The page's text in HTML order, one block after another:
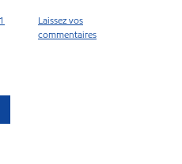
Laissez vos
commentaires